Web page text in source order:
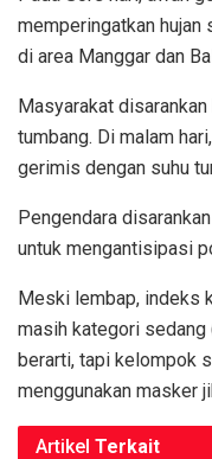
memperingatkan
di area Manggar dan
Masyarakat
tumbang. Di malam
gerimis dengan suhu
Pengendara
untuk mengantisipasi
Meski lembap, indeks
masih kategori
berarti, tapi kelompok
menggunakan masker
Artikel Terkait